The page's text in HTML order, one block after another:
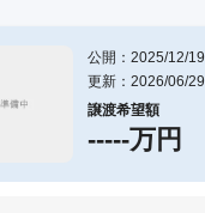
公開：2025/12/19
更新：2026/06/29
譲渡希望額
-----万円